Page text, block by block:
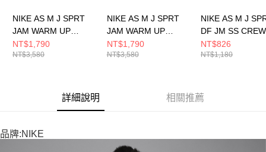
NIKE AS M J SPRT
JAM WARM UP
JACKET 男 舖棉外套
FN5849011
NT$1,790
NT$3,580
NIKE AS M J SPRT
JAM WARM UP
JACKET 男 休閒外套
FN5849010
NT$1,790
NT$3,580
NIKE AS M J
DF JM SS
短袖上衣
NT$826
NT$1,180
詳細說明 相關推薦
品牌:NIKE